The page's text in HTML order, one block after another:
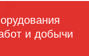
и добычи